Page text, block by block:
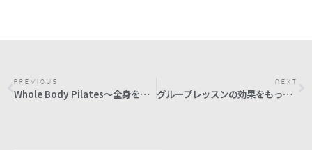
PREVIOUS
Whole Body Pilates～全身をつなげて本当に変わる身体をつくる～
NEXT
グループレッスンの効果をもっと引き出す方法